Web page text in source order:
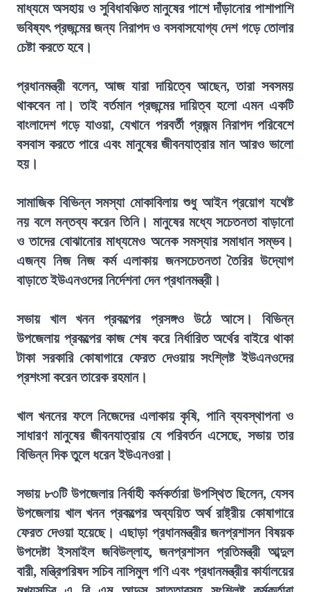
মাধ্যমে অসহায় ও সুবিধাবঞ্চিত মানুষের পাশে দাঁড়ানোর পাশাপাশি
ভবিষ্যৎ প্রজন্মের জন্য নিরাপদ ও বসবাসযোগ্য দেশ গড়ে তোলার
চেষ্টা করতে হবে।
প্রধানমন্ত্রী বলেন, আজ যারা দায়িত্বে আছেন, তারা সবসময়
থাকবেন না। তাই বর্তমান প্রজন্মের দায়িত্ব হলো এমন একটি
বাংলাদেশ গড়ে যাওয়া, যেখানে পরবর্তী প্রজন্ম নিরাপদ পরিবেশে
বসবাস করতে পারে এবং মানুষের জীবনযাত্রার মান আরও ভালো
হয়।
সামাজিক বিভিন্ন সমস্যা মোকাবিলায় শুধু আইন প্রয়োগ যথেষ্ট
নয় বলে মন্তব্য করেন তিনি। মানুষের মধ্যে সচেতনতা বাড়ানো
ও তাদের বোঝানোর মাধ্যমেও অনেক সমস্যার সমাধান সম্ভব।
এজন্য নিজ নিজ কর্ম এলাকায় জনসচেতনতা তৈরির উদ্যোগ
বাড়াতে ইউএনওদের নির্দেশনা দেন প্রধানমন্ত্রী।
সভায় খাল খনন প্রকল্পের প্রসঙ্গও উঠে আসে। বিভিন্ন
উপজেলায় প্রকল্পের কাজ শেষ করে নির্ধারিত অর্থের বাইরে থাকা
টাকা সরকারি কোষাগারে ফেরত দেওয়ায় সংশ্লিষ্ট ইউএনওদের
প্রশংসা করেন তারেক রহমান।
খাল খননের ফলে নিজেদের এলাকায় কৃষি, পানি ব্যবস্থাপনা ও
সাধারণ মানুষের জীবনযাত্রায় যে পরিবর্তন এসেছে, সভায় তার
বিভিন্ন দিক তুলে ধরেন ইউএনওরা।
সভায় ৮৩টি উপজেলার নির্বাহী কর্মকর্তারা উপস্থিত ছিলেন, যেসব
উপজেলায় খাল খনন প্রকল্পের অব্যয়িত অর্থ রাষ্ট্রীয় কোষাগারে
ফেরত দেওয়া হয়েছে। এছাড়া প্রধানমন্ত্রীর জনপ্রশাসন বিষয়ক
উপদেষ্টা ইসমাইল জবিউল্লাহ, জনপ্রশাসন প্রতিমন্ত্রী আব্দুল
বারী, মন্ত্রিপরিষদ সচিব নাসিমুল গণি এবং প্রধানমন্ত্রীর কার্যালয়ের